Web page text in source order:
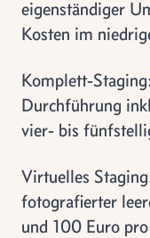
eigenständiger
Kosten im
Komplett-
Durchführung
vier- bis
Virtuelles
fotografierter
und 100 Euro